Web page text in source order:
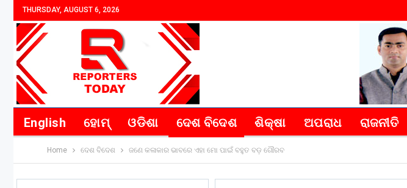
THURSDAY, AUGUST 6, 2026
English ହୋମ୍ ଓଡିଶା ଦେଶ ବିଦେଶ ଶିକ୍ଷା ଅପରାଧ ରାଜନୀତି
Home ଦେଶ ବିଦେଶ ଜଣେ କଳାକାର ଭାବରେ ଏହା ମୋ ପାଇଁ ବହୁତ ବଡ଼ ଗୌରବ